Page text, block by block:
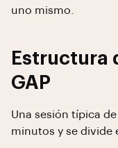
uno mismo.
Estructura
GAP
Una sesión típica
minutos y se divide